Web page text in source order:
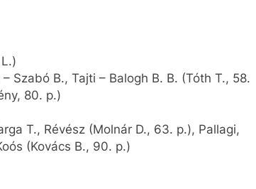
Szabó B., Tajti – Balogh B. B. (Tóth T., 58.
80. p.)
T., Révész (Molnár D., 63. p.), Pallagi,
(Kovács B., 90. p.)